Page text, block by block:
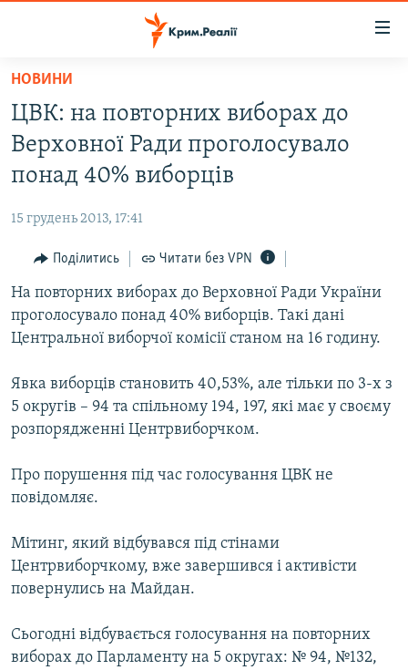
Перейти
основного
матеріалу
Перейти
до
основної
навігації
Перейти
пошуку
ВОДА.КРИМ
ВІДЕО ТА ФОТО
БЛОГИ
ПОГЛЯД
ІНТЕРВ'Ю
ВСЕ ЗА ДЕНЬ
ДЕПОРТАЦІЯ
ВІДЕОУРОКИ «ELIFBE»
УКРАЇНСЬКА ПРОБЛЕМА КРИМУ
ЯК ОБІЙТИ БЛОКУВАННЯ
Русский
Qırımtatar
НОВИНИ
ЦВК: на повторних виборах до
Верховної Ради проголосувало
понад 40% виборців
15 грудень 2013, 17:41
Поділитись Читати без VPN
На повторних виборах до Верховної Ради України
проголосувало понад 40% виборців. Такі дані
Центральної виборчої комісії станом на 16 годину.
Явка виборців становить 40,53%, але тільки по 3-х з
5 округів – 94 та спільному 194, 197, які має у своєму
розпорядженні Центрвиборчком.
Про порушення під час голосування ЦВК не
повідомляє.
Мітинг, який відбувався під стінами
Центрвиборчкому, вже завершився і активісти
повернулись на Майдан.
Сьогодні відбувається голосування на повторних
виборах до Парламенту на 5 округах: № 94, №132,